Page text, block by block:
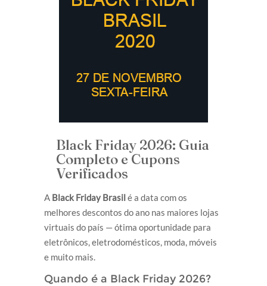
Black Friday 2026: Guia
Completo e Cupons
Verificados
A Black Friday Brasilé a data com os
melhores descontos do ano nas maiores lojas
virtuais do país — ótima oportunidade para
eletrônicos, eletrodomésticos, moda, móveis
e muito mais.
Quando é a Black Friday 2026?